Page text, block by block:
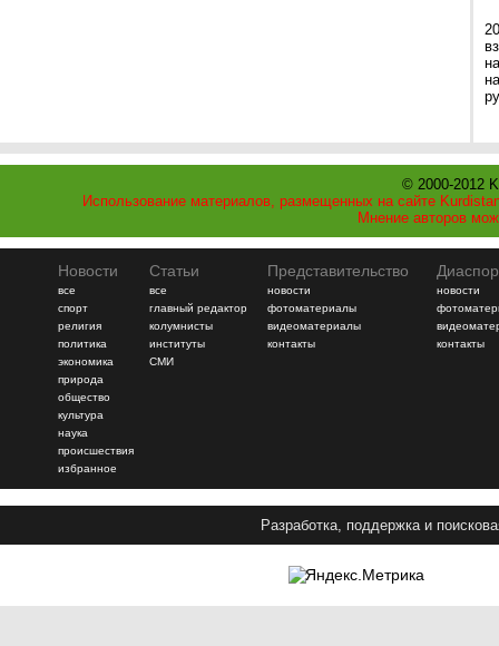
© 2000-2012
Использование материалов, размещенных на сайте
Мнение авторов
Новости
все
спорт
религия
политика
экономика
природа
общество
культура
наука
происшествия
избранное
Статьи
все
главный редактор
колумнисты
институты
СМИ
Представительство
новости
фотоматериалы
видеоматериалы
контакты
новости
контакты
Разработка, поддержка и